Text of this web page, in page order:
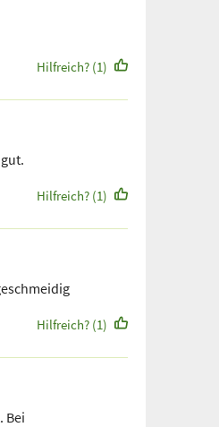
Hilfreich? (1)
Hilfreich? (1)
Hilfreich? (1)
Bei